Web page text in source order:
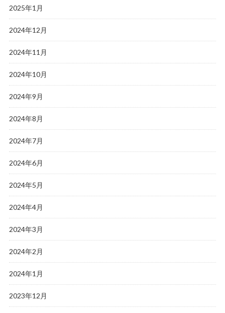
2025年1月
2024年12月
2024年11月
2024年10月
2024年9月
2024年8月
2024年7月
2024年6月
2024年5月
2024年4月
2024年3月
2024年2月
2024年1月
2023年12月